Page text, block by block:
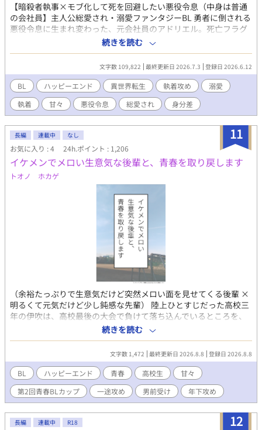
【暗殺者執事×モブ化して死を回避したい悪役令息（中身は普通
の会社員】主人公総愛され・溺愛ファンタジーBL 勇者に倒される
悪役令息に生まれ変わった、元会社員のアドリエル。死亡フラグ
を回避するため行動を改め、父の悪役化も防いだら、なぜだか自
分を殺すはずの執事から求愛されて、おまけに従僕の美少年から
も懐かれているんだけど、なんで――!? 生き残りをかけて奮闘す
る転生悪役令息が、気づいたら真実の愛を手にしていて、幸せに
なるお話です。 総受けに見える展開が含まれますが、最終的に主
人公とくっつくのは執事ひとりだけです。 性描写のあるエピソー
ドには（☆）を付けております。 アルファポリス様の独占公開・
最新作です。 皆様に楽しんでいただけたらと願っています。どう
ぞよろしくお願いいたします！ ※本編完結済み。今後は、後日
談・番外編を不定期に投稿します。 ※番外編・第一弾としまし
て、完結記念SS『プレゼントは僕だった』を更新しました。
続きを読む
文字数 109,822 最終更新日 2026.7.3 登録日 2026.6.12
BL ハッピーエンド 異世界転生 執着攻め
溺愛
執着
甘々 悪役令息 総愛され 身分差
11
長編 連載中 なし
お気に入り : 4 24h.ポイント : 1,206
イケメンでメロい生意気な後輩と、青春を取り戻します
トオノ ホカゲ
（余裕たっぷりで生意気だけど突然メロい面を見せてくる後輩 ×
明るくて元気だけど少し鈍感な先輩） 陸上ひとすじだった高校三
年の伊吹は、高校最後の大会で負けて落ち込んでいるところを、
二年のイケメン後輩・久世 柊（くぜ しゅう）に慰められる。
「俺にはもう何も残ってない。あーあ、もっと普通の青春もして
みたかったな……」と漏らす伊吹に、柊は「俺が『彼女役』にな
ってあげますから、一緒に青春取り戻しましょう」と提案してき
て――？ あれよあれよというまに『彼女役』に就任した後輩・柊
と、丸め込まれていっしょに青春を取り戻すことになってしまっ
た先輩・伊吹の、明るく爽やかな『じれキュン青春BL』。 （注
『彼女役』と言っていますが、後輩くんはまごうことなき攻めで
す！）
続きを読む
文字数 1,472 最終更新日 2026.8.8 登録日 2026.8.8
BL ハッピーエンド 青春 高校生
甘々
第2回青春BLカップ
一途攻め 男前受け 年下攻め
12
長編 連載中 R18